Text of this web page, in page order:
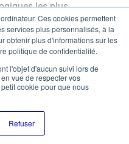
Ces cookies permettent
services plus personnalisés, à la
obtenir plus d'informations sur les
politique de confidentialité.
l'objet d'aucun suivi lors de
vue de respecter vos
cookie pour que nous
Refuser
les plus
Orienté BtoB, le
tous ceux qui désirent
les technologies
de valeur ou